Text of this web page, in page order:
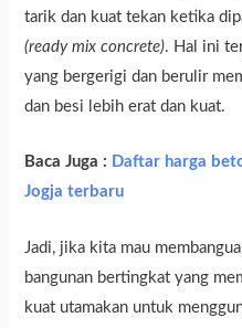
tarik dan kuat tekan ketika
(ready mix concrete). Hal ini
yang bergerigi dan berulir
dan besi lebih erat dan kuat.
Baca Juga : Daftar harga
Jogja terbaru
Jadi, jika kita mau
bangunan bertingkat yang
kuat utamakan untuk